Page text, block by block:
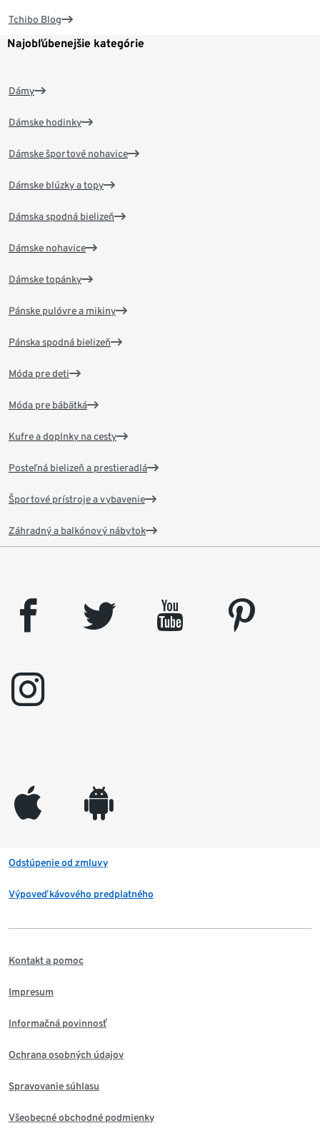
Tchibo Blog
Najobľúbenejšie kategórie
Dámy
Dámske hodinky
Dámske športové nohavice
Dámske blúzky a topy
Dámska spodná bielizeň
Dámske nohavice
Dámske topánky
Pánske pulóvre a mikiny
Pánska spodná bielizeň
Móda pre deti
Móda pre bábätká
Kufre a doplnky na cesty
Posteľná bielizeň a prestieradlá
Športové prístroje a vybavenie
Záhradný a balkónový nábytok
facebook twitter youtube
pinterest
instagram
appleinc android
Odstúpenie od zmluvy
Výpoveď kávového predplatného
Kontakt a pomoc
Impresum
Informačná povinnosť
Ochrana osobných údajov
Spravovanie súhlasu
Všeobecné obchodné podmienky